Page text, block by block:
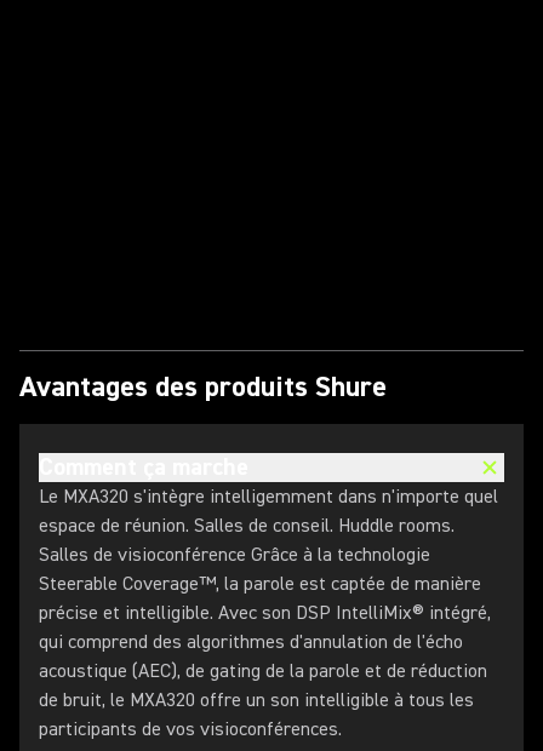
Avantages des produits Shure
Le MXA320 s'intègre intelligemment dans n'importe quel
espace de réunion. Salles de conseil. Huddle rooms.
Salles de visioconférence Grâce à la technologie
Steerable Coverage™, la parole est captée de manière
précise et intelligible. Avec son DSP IntelliMix® intégré,
qui comprend des algorithmes d'annulation de l'écho
acoustique (AEC), de gating de la parole et de réduction
de bruit, le MXA320 offre un son intelligible à tous les
participants de vos visioconférences.